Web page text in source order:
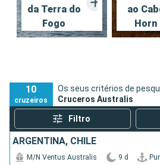
da Terra do
Fogo
ao
Horn
10
cruzeiros
Os seus critérios de
Cruceros Australis
Filtro
ARGENTINA, CHILE
M/N Ventus Australis 9 d